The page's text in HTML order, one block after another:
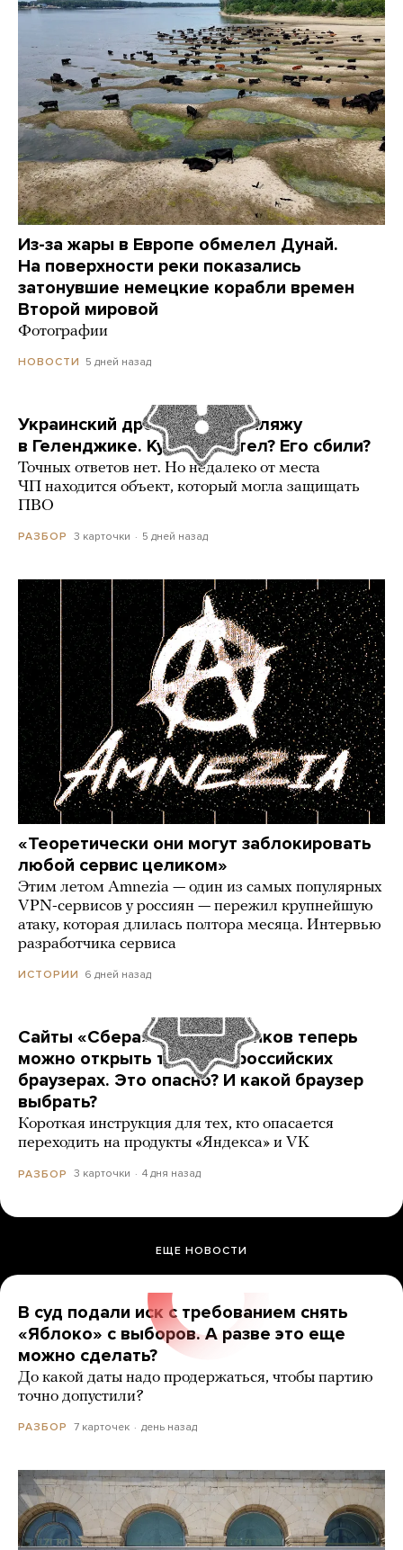
Из-за жары в Европе обмелел Дунай.
На поверхности реки показались
затонувшие немецкие корабли времен
Второй мировой
Фотографии
НОВОСТИ 5 дней назад
Украинский дрон попал по пляжу
в Геленджике. Куда он летел? Его сбили?
Точных ответов нет. Но недалеко от места
ЧП находится объект, который могла защищать
ПВО
РАЗБОР 3 карточки 5 дней назад
«Теоретически они могут заблокировать
любой сервис целиком»
Этим летом Amnezia — один из самых популярных
VPN-сервисов у россиян — пережил крупнейшую
атаку, которая длилась полтора месяца. Интервью
разработчика сервиса
ИСТОРИИ 6 дней назад
Сайты «Сбера» и других банков теперь
можно открыть только в российских
браузерах. Это опасно? И какой браузер
выбрать?
Короткая инструкция для тех, кто опасается
переходить на продукты «Яндекса» и VK
РАЗБОР 3 карточки 4 дня назад
ЕЩЕ НОВОСТИ
В суд подали иск с требованием снять
«Яблоко» с выборов. А разве это еще
можно сделать?
До какой даты надо продержаться, чтобы партию
точно допустили?
РАЗБОР 7 карточек день назад